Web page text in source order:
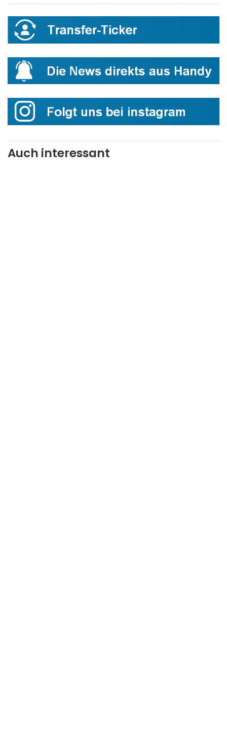
Auch interessant